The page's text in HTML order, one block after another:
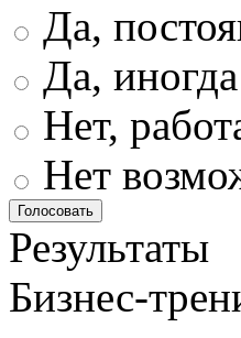
Да,
Да, иногда
Нет,
Нет
Результаты
Бизнес-